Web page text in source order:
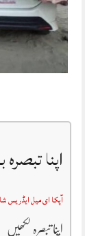
اپنا
آپکا ای میل ایڈریس
اپنا تبصرہ لکھیں